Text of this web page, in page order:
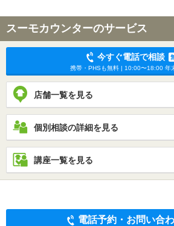
スーモカウンターのサービス
今すぐ電話で相談
携帯・PHSも無料 | 10:00〜18:00 年
店舗一覧を見る
個別相談の詳細を見る
講座一覧を見る
電話予約・お問い合